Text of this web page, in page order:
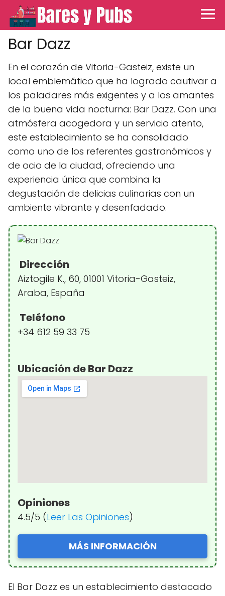
Bar Dazz
En el corazón de Vitoria-Gasteiz, existe un
local emblemático que ha logrado cautivar a
los paladares más exigentes y a los amantes
de la buena vida nocturna: Bar Dazz. Con una
atmósfera acogedora y un servicio atento,
este establecimiento se ha consolidado
como uno de los referentes gastronómicos y
de ocio de la ciudad, ofreciendo una
experiencia única que combina la
degustación de delicias culinarias con un
ambiente vibrante y desenfadado.
Dirección
Aiztogile K., 60, 01001 Vitoria-Gasteiz,
Araba, España
Teléfono
+34 612 59 33 75
Ubicación de Bar Dazz
Opiniones
4.5/5 (Leer Las Opiniones)
MÁS INFORMACIÓN
El Bar Dazz es un establecimiento destacado